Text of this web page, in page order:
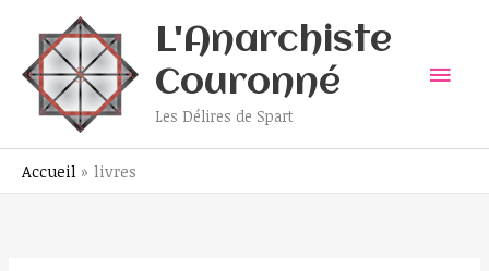
contenu
L'Anarchiste
Couronné
Les Délires de Spart
Accueil livres